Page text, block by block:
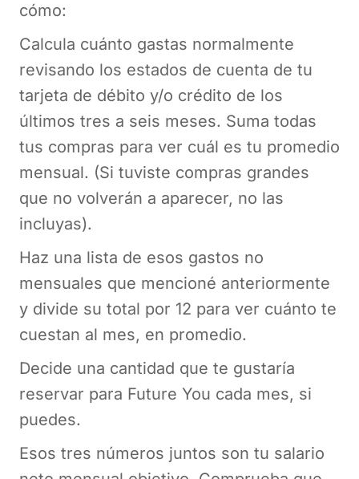
cómo:
Calcula cuánto gastas normalmente
revisando los estados de cuenta de tu
tarjeta de débito y/o crédito de los
últimos tres a seis meses. Suma todas
tus compras para ver cuál es tu promedio
mensual. (Si tuviste compras grandes
que no volverán a aparecer, no las
incluyas).
Haz una lista de esos gastos no
mensuales que mencioné anteriormente
y divide su total por 12 para ver cuánto te
cuestan al mes, en promedio.
Decide una cantidad que te gustaría
reservar para Future You cada mes, si
puedes.
Esos tres números juntos son tu salario